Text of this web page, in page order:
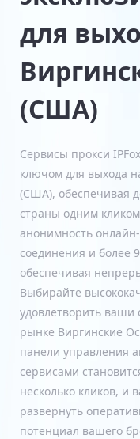
для
(США)
Сервисы прокси
ключом для выхода
(США), обеспечивая
страны одним
анонимность
соединения и более
обеспечивая
Выбирайте
удовлетворить ваши
рынке Виргинские
панели управления
сервисами
несколько кликов, и
развернуть
потенциал вашего